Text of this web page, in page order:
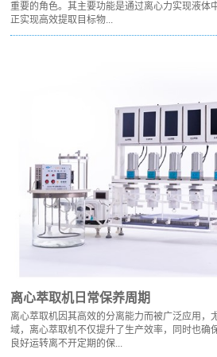
重要的角色。其主要功能是通过离心力实现液体
正实现高效提取目标物...
离心萃取机日常保养周期
离心萃取机因其高效的分离能力而被广泛应用，
域，离心萃取机不仅提升了生产效率，同时也确
良好运转离不开定期的保...